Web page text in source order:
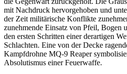
mit Nachdruck hervorgehoben und
der Zeit militärische Konflikte
zunehmende Einsatz von Pfeil, Bogen
den ersten Schritten einer derartigen
Schlachten. Eine von der Decke
Kampfdrohne MQ-9 Reaper
Absolutismus einer Feuerwaffe.